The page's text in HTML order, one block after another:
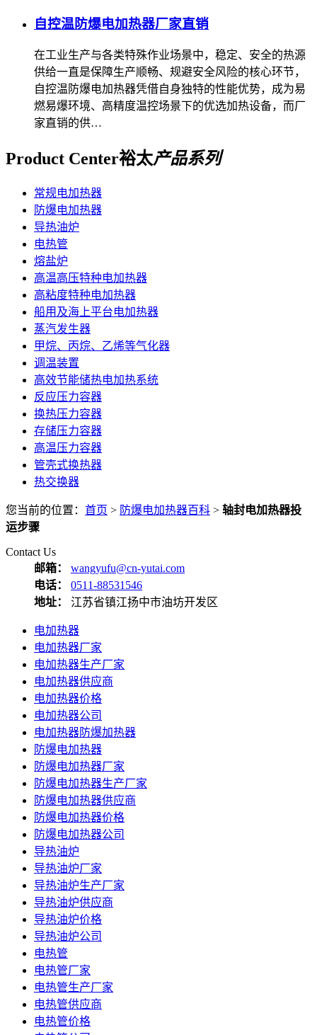
自控温防爆电加热器厂家直销
在工业生产与各类特殊作业场景中，稳定、安全的热源
供给一直是保障生产顺畅、规避安全风险的核心环节，
自控温防爆电加热器凭借自身独特的性能优势，成为易
燃易爆环境、高精度温控场景下的优选加热设备，而厂
家直销的供…
Product Center裕太产品系列
常规电加热器
防爆电加热器
导热油炉
电热管
熔盐炉
高温高压特种电加热器
高粘度特种电加热器
船用及海上平台电加热器
蒸汽发生器
甲烷、丙烷、乙烯等气化器
调温装置
高效节能储热电加热系统
反应压力容器
换热压力容器
存储压力容器
高温压力容器
管壳式换热器
热交换器
您当前的位置： 首页 > 防爆电加热器百科 > 轴封电加热器投
运步骤
Contact Us
邮箱：
wangyufu@cn-yutai.com
电话：
0511-88531546
地址：
江苏省镇江扬中市油坊开发区
电加热器
电加热器厂家
电加热器生产厂家
电加热器供应商
电加热器价格
电加热器公司
电加热器防爆加热器
防爆电加热器
防爆电加热器厂家
防爆电加热器生产厂家
防爆电加热器供应商
防爆电加热器价格
防爆电加热器公司
导热油炉
导热油炉厂家
导热油炉生产厂家
导热油炉供应商
导热油炉价格
导热油炉公司
电热管
电热管厂家
电热管生产厂家
电热管供应商
电热管价格